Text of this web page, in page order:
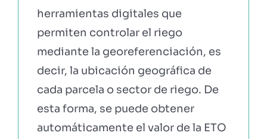
herramientas digitales que
permiten controlar el riego
mediante la georeferenciación, es
decir, la ubicación geográfica de
cada parcela o sector de riego. De
esta forma, se puede obtener
automáticamente el valor de la ETO